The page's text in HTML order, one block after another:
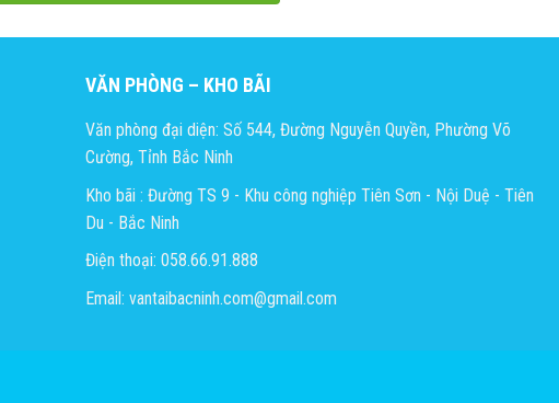
VĂN PHÒNG – KHO BÃI
Văn phòng đại diện: Số 544, Đường Nguyễn Quyền, Phường Võ
Cường, Tỉnh Bắc Ninh
Kho bãi : Đường TS 9 - Khu công nghiệp Tiên Sơn - Nội Duệ - Tiên
Du - Bắc Ninh
Điện thoại: 058.66.91.888
Email: vantaibacninh.com@gmail.com